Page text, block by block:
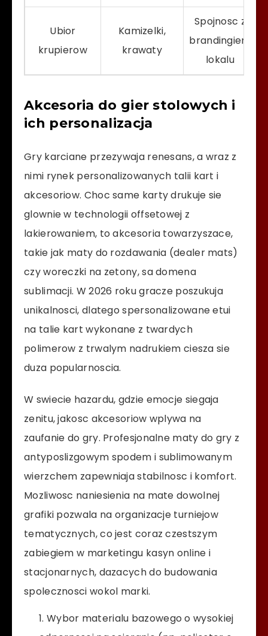
Ubior
krupierow
Kamizelki,
krawaty
Spojnosc z
brandingiem
lokalu
Akcesoria do gier stolowych i
ich personalizacja
Gry karciane przezywaja renesans, a wraz z
nimi rynek personalizowanych talii kart i
akcesoriow. Choc same karty drukuje sie
glownie w technologii offsetowej z
lakierowaniem, to akcesoria towarzyszace,
takie jak maty do rozdawania (dealer mats)
czy woreczki na zetony, sa domena
sublimacji. W 2026 roku gracze poszukuja
unikalnosci, dlatego spersonalizowane etui
na talie kart wykonane z twardych
polimerow z trwalym nadrukiem ciesza sie
duza popularnoscia.
W swiecie hazardu, gdzie emocje siegaja
zenitu, jakosc akcesoriow wplywa na
zaufanie do gry. Profesjonalne maty do gry z
antyposlizgowym spodem i sublimowanym
wierzchem zapewniaja stabilnosc i komfort.
Mozliwosc naniesienia na mate dowolnej
grafiki pozwala na organizacje turniejow
tematycznych, co jest coraz czestszym
zabiegiem w marketingu kasyn online i
stacjonarnych, dazacych do budowania
spolecznosci wokol marki.
Wybor materialu bazowego o wysokiej